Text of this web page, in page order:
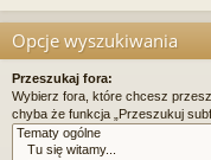
Opcje wyszukiwania
Przeszukaj fora:
Wybierz fora, które chcesz
chyba że funkcja „Przeszukuj